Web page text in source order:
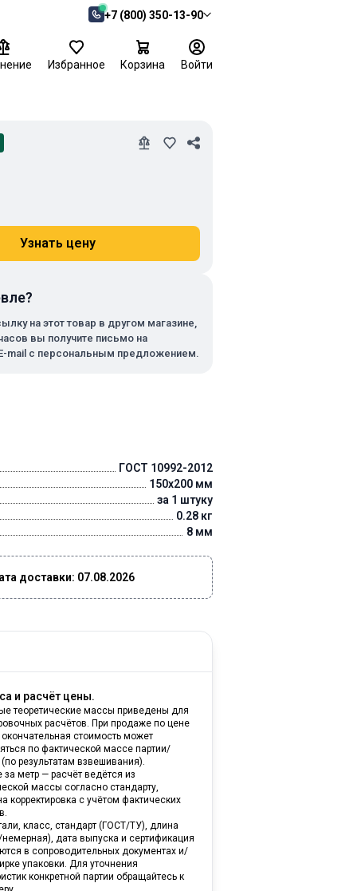
+7 (800) 350-13-90
Избранное Корзина Войти
ГОСТ 10992-2012
150x200 мм
за 1 штуку
0.28 кг
8 мм
доставки: 07.08.2026
Узнать цену
на этот товар в другом магазине,
вы получите письмо на
mail с персональным предложением.
и расчёт цены.
теоретические массы приведены для
расчётов. При продаже по цене
окончательная стоимость может
по фактической массе партии/
(по результатам взвешивания).
за метр — расчёт ведётся из
массы согласно стандарту,
корректировка с учётом фактических
класс, стандарт (ГОСТ/ТУ), длина
дата выпуска и сертификация
в сопроводительных документах и/
упаковки. Для уточнения
конкретной партии обращайтесь к